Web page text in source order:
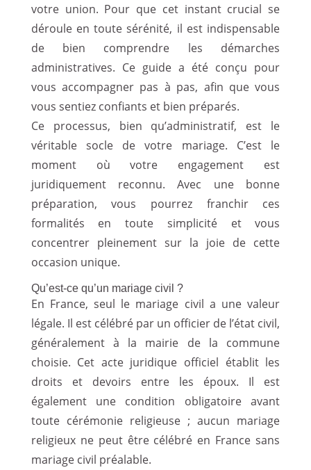
votre union. Pour que cet instant crucial se
déroule en toute sérénité, il est indispensable
de bien comprendre les démarches
administratives. Ce guide a été conçu pour
vous accompagner pas à pas, afin que vous
vous sentiez confiants et bien préparés.
Ce processus, bien qu’administratif, est le
véritable socle de votre mariage. C’est le
moment où votre engagement est
juridiquement reconnu. Avec une bonne
préparation, vous pourrez franchir ces
formalités en toute simplicité et vous
concentrer pleinement sur la joie de cette
occasion unique.
Qu’est-ce qu’un mariage civil ?
En France, seul le mariage civil a une valeur
légale. Il est célébré par un officier de l’état civil,
généralement à la mairie de la commune
choisie. Cet acte juridique officiel établit les
droits et devoirs entre les époux. Il est
également une condition obligatoire avant
toute cérémonie religieuse ; aucun mariage
religieux ne peut être célébré en France sans
mariage civil préalable.